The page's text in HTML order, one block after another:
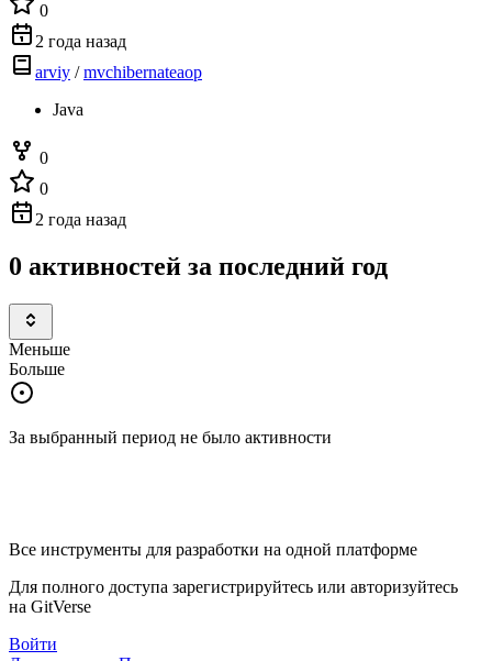
0
2 года назад
arviy /mvchibernateaop
Java
0
0
2 года назад
0 активностей за последний год
Меньше
Больше
За выбранный период не было активности
Все инструменты для разработки на одной платформе
Для полного доступа зарегистрируйтесь или авторизуйтесь
на GitVerse
Войти